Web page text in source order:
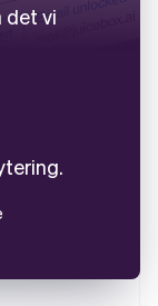
det vi